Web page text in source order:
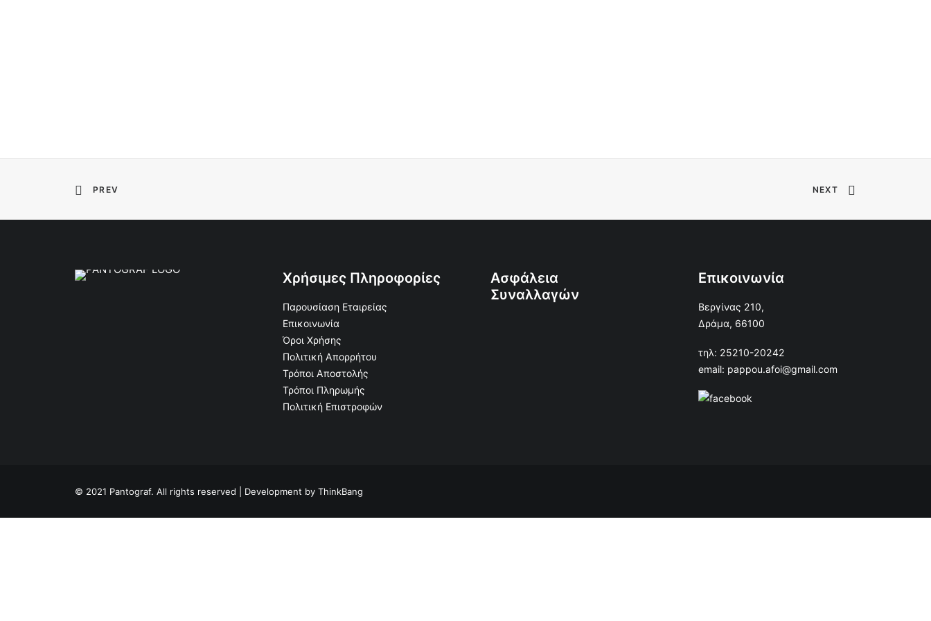
PREV NEXT
Χρήσιμες Πληροφορίες
Παρουσίαση Εταιρείας
Επικοινωνία
Όροι Χρήσης
Πολιτική Απορρήτου
Τρόποι Αποστολής
Τρόποι Πληρωμής
Πολιτική Επιστροφών
Ασφάλεια
Συναλλαγών
Επικοινωνία
Βεργίνας 210,
Δράμα, 66100
τηλ: 25210-20242
email: pappou.afoi@gmail.com
© 2021 Pantograf. All rights reserved | Development by ThinkBang